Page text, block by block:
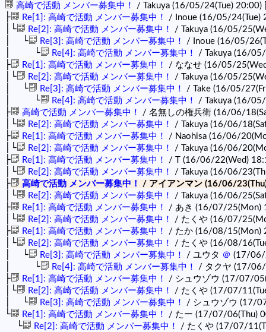
高崎で活動 メンバー募集中！ / Takuya (16/05/24(Tue) 20:00)
├ Re[1]: 高崎で活動 メンバー募集中！ / Inoue (16/05/24(Tue)
│└ Re[2]: 高崎で活動 メンバー募集中！ / Takuya (16/05/
│ └ Re[3]: 高崎で活動 メンバー募集中！ / Inoue (16/05/
│ └ Re[4]: 高崎で活動 メンバー募集中！ / Takuya (16/
├ Re[1]: 高崎で活動 メンバー募集中！ / ななせ (16/05/
│└ Re[2]: 高崎で活動 メンバー募集中！ / Takuya (16/05/
│ └ Re[3]: 高崎で活動 メンバー募集中！ / Take (16/05/
│ └ Re[4]: 高崎で活動 メンバー募集中！ / Takuya (16/
├ 高崎で活動 メンバー募集中！ / 名無しの権兵衛 (16/06/
│└ Re[2]: 高崎で活動 メンバー募集中！ / Takuya (16/06/
├ Re[1]: 高崎で活動 メンバー募集中！ / Naohisa (16/06/
│└ Re[2]: 高崎で活動 メンバー募集中！ / Takuya (16/06/
├ Re[1]: 高崎で活動 メンバー募集中！ / T (16/06/22(Wed)
│└ Re[2]: 高崎で活動 メンバー募集中！ / Takuya (16/06/
├ 高崎で活動 メンバー募集中！ / アイアンマン (16/06/
│└ Re[2]: 高崎で活動 メンバー募集中！ / Takuya (16/06/
├ Re[1]: 高崎で活動 メンバー募集中！ / あき (16/07/25(Mon)
│└ Re[2]: 高崎で活動 メンバー募集中！ / たくや (16/07/
├ Re[1]: 高崎で活動 メンバー募集中！ / たか (16/08/15(Mon)
│└ Re[2]: 高崎で活動 メンバー募集中！ / たくや (16/08/
│ └ Re[3]: 高崎で活動 メンバー募集中！ / ユウタ ＠ (17/06/
│ └ Re[4]: 高崎で活動 メンバー募集中！ / タクヤ (17/
├ Re[1]: 高崎で活動 メンバー募集中！ / シュウゾウ (17/07/
│└ Re[2]: 高崎で活動 メンバー募集中！ / たくや (17/07/
│ └ Re[3]: 高崎で活動 メンバー募集中！ / シュウゾウ (17/
└ Re[1]: 高崎で活動 メンバー募集中！ / たー (17/07/06(Thu)
└ Re[2]: 高崎で活動 メンバー募集中！ / たくや (17/07/